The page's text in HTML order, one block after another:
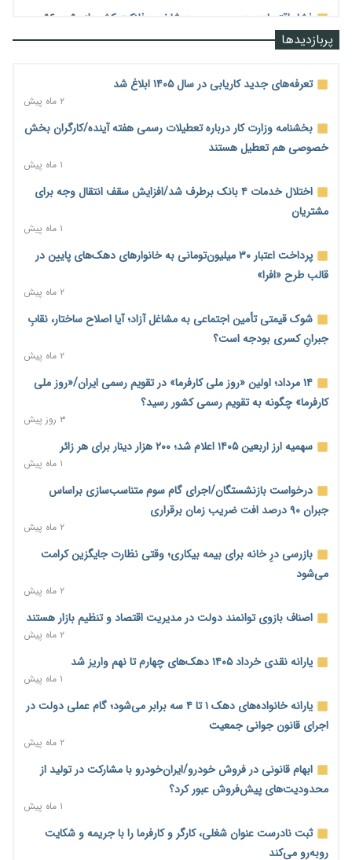
فشار اقتصادی در مسیر صعود؛ شاخص فلاکت کشور از ۹۰ به ۹۶
درصد رسید
رشد ۷۵ هزار میلیاردی بازار خرید اعتباری؛ فین‌تک‌ها وارد میدان
احتمال اختلال ۲۴ ساعته در سامانه‌های تأمین اجتماعی
۲ روز پیش
آغاز اجرای پایلوت «ردا کارت» برای دانشجویان تحصیلات تکمیلی
محدودیت تازه برای شبکه بانکی؛ افزایش سپرده قانونی با هدف
کنترل تورم
ترمز تولید خودرو کشیده شد؛ افت ۲۵ درصدی تیراژ ایران‌خودرو،
سایپا و پارس‌خودرو
۲ روز پیش
نماینده مجلس: توسعه مرزهای زمینی به راهبرد تأمین کالاهای
خانه کارگر قزوین: شکاف دستمزد و هزینه معیشت هر روز عمیق‌تر
می‌شود
رئیس سازمان امور مالیاتی: بلاگرهای پردرآمد مشمول پرداخت
مالیات هستند
پیش‌بینی افزایش تولید برنج؛ نیاز وارداتی کشور به ۵۰۰ هزار تن
کاهش می‌یابد
۲ روز پیش
اختیارات جدید گمرکات برای تمدید ورود موقت کالا و خودرو تا
مرحله سیزدهم کالابرگ در سایه تورم؛ قدرت خرید یارانه یک‌میلیونی
پربازدیدها
تعرفه‌های جدید کاریابی در سال ۱۴۰۵ ابلاغ شد
۲ ماه پیش
بخشنامه وزارت کار درباره تعطیلات رسمی هفته آینده/کارگران بخش
خصوصی هم تعطیل هستند
۱ ماه پیش
اختلال خدمات ۴ بانک برطرف شد/افزایش سقف انتقال وجه برای
مشتریان
۱ ماه پیش
پرداخت اعتبار ۳۰ میلیون‌تومانی به خانوارهای دهک‌های پایین در
قالب طرح «افرا»
۲ ماه پیش
شوک قیمتی تأمین اجتماعی به مشاغل آزاد؛ آیا اصلاح ساختار، نقابِ
جبرانِ کسری بودجه است؟
۲ ماه پیش
۱۴ مرداد؛ اولین «روز ملی کارفرما» در تقویم رسمی ایران/«روز ملی
کارفرما» چگونه به تقویم رسمی کشور رسید؟
۳ روز پیش
سهمیه ارز اربعین ۱۴۰۵ اعلام شد؛ ۲۰۰ هزار دینار برای هر زائر
۱ ماه پیش
درخواست بازنشستگان/اجرای گام سوم متناسب‌سازی براساس
جبران ۹۰ درصد افت ضریب زمان برقراری
۲ ماه پیش
بازرسی درِ خانه برای بیمه بیکاری؛ وقتی نظارت جایگزین کرامت
می‌شود
۲ ماه پیش
اصناف بازوی توانمند دولت در مدیریت اقتصاد و تنظیم بازار هستند
۲ ماه پیش
یارانه نقدی خرداد ۱۴۰۵ دهک‌های چهارم تا نهم واریز شد
۱ ماه پیش
یارانه خانواده‌های دهک ۱ تا ۴ سه برابر می‌شود؛ گام عملی دولت در
اجرای قانون جوانی جمعیت
۲ ماه پیش
ابهام قانونی در فروش خودرو/ایران‌خودرو با مشارکت در تولید از
محدودیت‌های پیش‌فروش عبور کرد؟
۱ ماه پیش
ثبت نادرست عنوان شغلی، کارگر و کارفرما را با جریمه و شکایت
روبه‌رو می‌کند